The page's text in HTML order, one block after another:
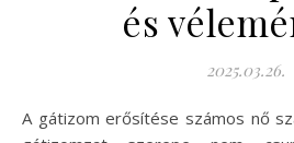
és
2025.03.26.
A gátizom erősítése számos nő számára fontos, hiszen a